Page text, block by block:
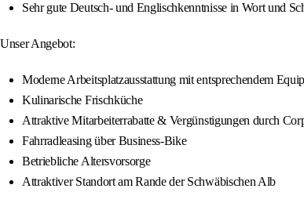
Sehr gute Deutsch- und Englischkenntnisse in Wort und
Unser Angebot:
Moderne Arbeitsplatzausstattung mit entsprechendem
Kulinarische Frischküche
Attraktive Mitarbeiterrabatte & Vergünstigungen durch
Fahrradleasing über Business-Bike
Betriebliche Altersvorsorge
Attraktiver Standort am Rande der Schwäbischen Alb